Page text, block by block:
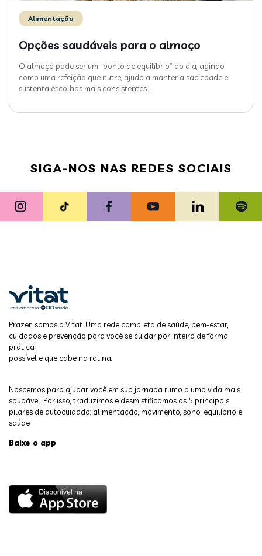
Alimentação
Opções saudáveis para o almoço
O almoço pode ser um “ponto de equilíbrio” do dia, agindo
como uma refeição que nutre, ajuda a manter a saciedade e
sustenta escolhas mais consistentes…
SIGA-NOS NAS REDES SOCIAIS
Prazer, somos a Vitat. Uma rede completa de saúde, bem-estar,
cuidados e prevenção para você se cuidar por inteiro de forma
prática,
possível e que cabe na rotina.
Nascemos para ajudar você em sua jornada rumo a uma vida mais
saudável. Por isso, traduzimos e desmistificamos os 5 principais
pilares de autocuidado: alimentação, movimento, sono, equilíbrio e
saúde.
Baixe o app